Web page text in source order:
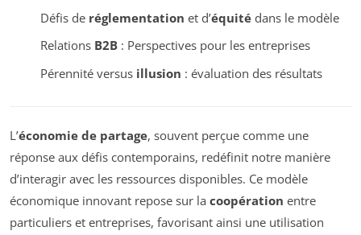
Défis de réglementation et d’équitédans le modèle
Relations B2B: Perspectives pour les entreprises
Pérennité versus illusion : évaluation des résultats
L’économie de partage, souvent perçue comme une
réponse aux défis contemporains, redéfinit notre manière
d’interagir avec les ressources disponibles. Ce modèle
économique innovant repose sur la coopération entre
particuliers et entreprises, favorisant ainsi une utilisation